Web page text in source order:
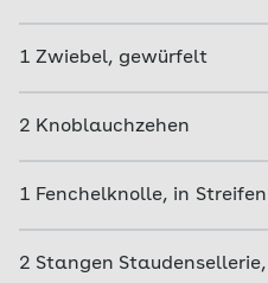
1 Zwiebel, gewürfelt
2 Knoblauchzehen
1 Fenchelknolle, in
2 Stangen